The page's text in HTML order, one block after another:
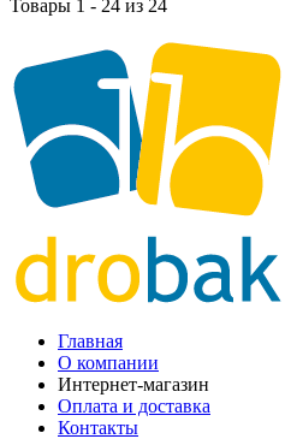
Товары 1 - 24 из 24
Главная
О компании
Интернет-магазин
Оплата и доставка
Контакты